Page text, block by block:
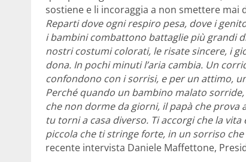
sostiene e li incoraggia a non smettere mai
Reparti dove ogni respiro pesa, dove i
i bambini combattono battaglie più grandi
nostri costumi colorati, le risate sincere, i
dona. In pochi minuti l’aria cambia. Un
confondono con i sorrisi, e per un attimo,
Perché quando un bambino malato
che non dorme da giorni, il papà che prova
tu torni a casa diverso. Ti accorgi che la
piccola che ti stringe forte, in un sorriso
recente intervista Daniele Maffettone,